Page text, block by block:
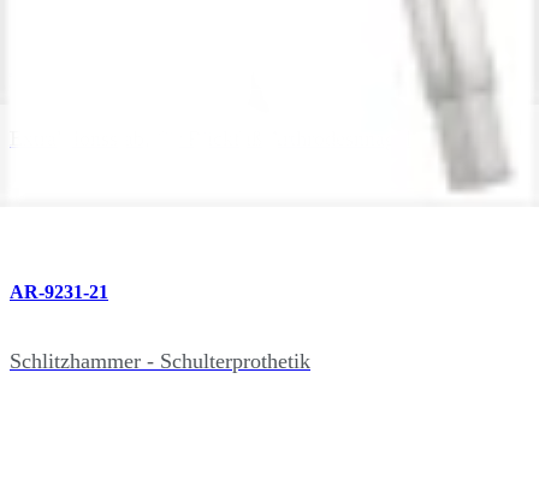
AR-9231-21
Schlitzhammer - Schulterprothetik